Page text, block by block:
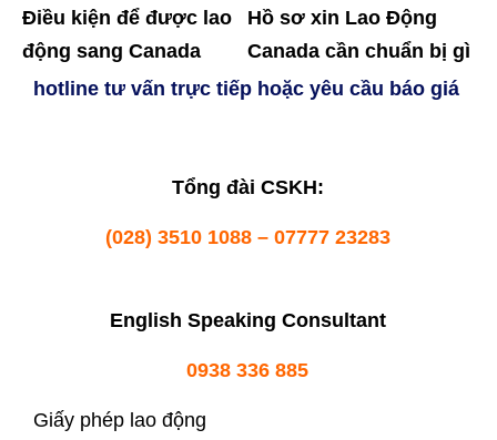
Điều kiện để được lao
động sang Canada
Hồ sơ xin Lao Động
Canada cần chuẩn bị gì
hotline tư vấn trực tiếp hoặc yêu cầu báo giá
Tổng đài CSKH:
(028) 3510 1088 – 07777 23283
English Speaking Consultant
0938 336 885
Giấy phép lao động